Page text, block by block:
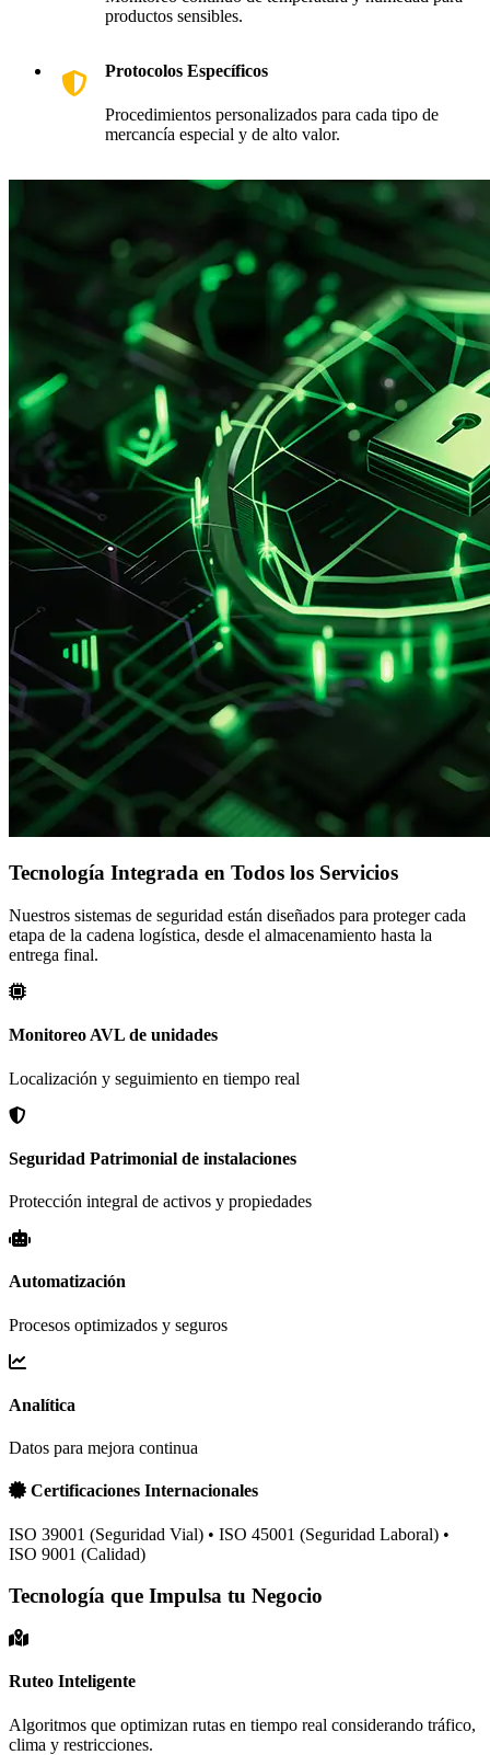
productos sensibles.
Protocolos Específicos
Procedimientos personalizados para cada tipo de
mercancía especial y de alto valor.
Tecnología Integrada en Todos los Servicios
Nuestros sistemas de seguridad están diseñados para proteger cada
etapa de la cadena logística, desde el almacenamiento hasta la
entrega final.
Monitoreo AVL de unidades
Localización y seguimiento en tiempo real
Seguridad Patrimonial de instalaciones
Protección integral de activos y propiedades
Automatización
Procesos optimizados y seguros
Analítica
Datos para mejora continua
Certificaciones Internacionales
ISO 39001 (Seguridad Vial) • ISO 45001 (Seguridad Laboral) •
ISO 9001 (Calidad)
Tecnología que Impulsa tu Negocio
Ruteo Inteligente
Algoritmos que optimizan rutas en tiempo real considerando tráfico,
clima y restricciones.